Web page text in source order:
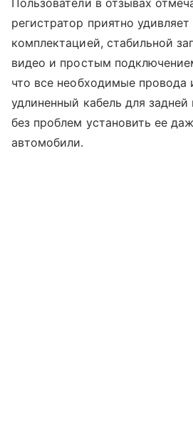
регистратор приятно удивляет
комплектацией, стабильной
видео и простым
что все необходимые провода
удлиненный кабель для
без проблем установить ее
автомобили.